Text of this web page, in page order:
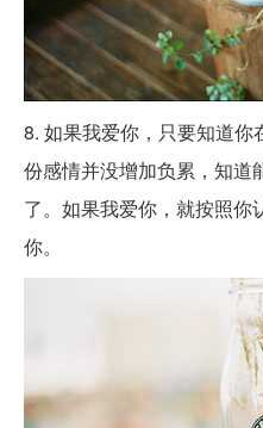
8. 如果我爱你，只要知道
份感情并没增加负累，知道
了。如果我爱你，就按照你
你。